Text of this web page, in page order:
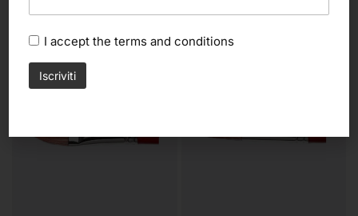
I accept the terms and conditions